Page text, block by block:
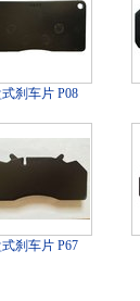
刹车片 P08
刹车片 P67